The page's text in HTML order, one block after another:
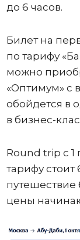
до 6 часов.
Билет на
по тарифу
можно
«Оптимум» с
обойдется в
в бизнес-
Round trip с
тарифу стоит
путешествие
цены